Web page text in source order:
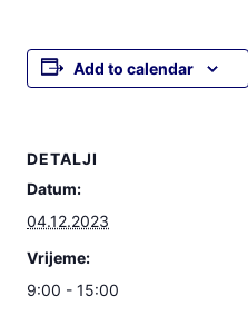
Add to calendar
DETALJI
Datum:
04.12.2023
Vrijeme:
9:00 - 15:00